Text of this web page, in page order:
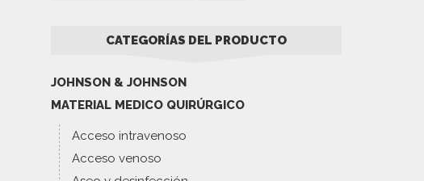
CATEGORÍAS DEL PRODUCTO
JOHNSON & JOHNSON
MATERIAL MEDICO QUIRÚRGICO
Acceso intravenoso
Acceso venoso